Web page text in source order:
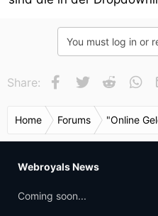
You must log in or
Share: Facebook
Twitter Reddit
Home Forums "Online
Webroyals News
Coming soon...